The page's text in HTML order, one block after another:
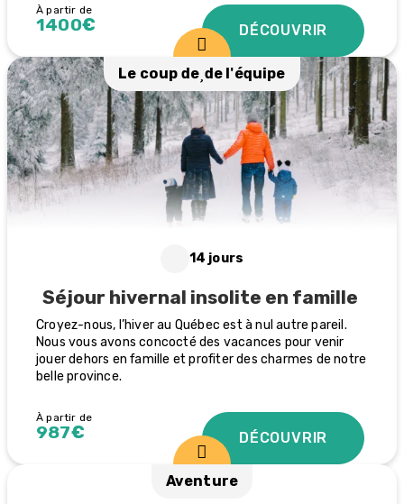
À partir de
1400€ DÉCOUVRIR
Le coup de de l'équipe
14 jours
Séjour hivernal insolite en famille
Croyez-nous, l’hiver au Québec est à nul autre pareil.
Nous vous avons concocté des vacances pour venir
jouer dehors en famille et profiter des charmes de notre
belle province.
À partir de
987€ DÉCOUVRIR
Aventure